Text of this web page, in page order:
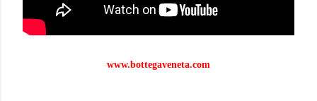
www.bottegaveneta.com